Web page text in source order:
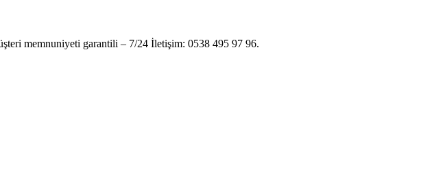
memnuniyeti garantili – 7/24 İletişim: 0538 495 97 96.